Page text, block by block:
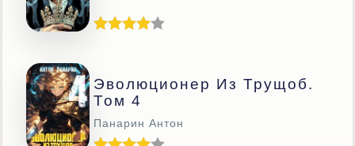
Эволюционер Из Трущоб.
Том 4
Панарин Антон